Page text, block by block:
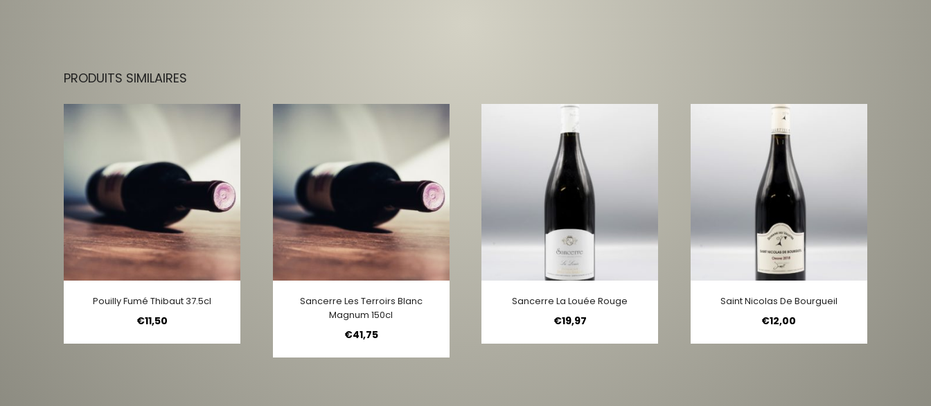
PRODUITS SIMILAIRES
Pouilly Fumé Thibaut 37.5cl
€11,50
Sancerre Les Terroirs Blanc
Magnum 150cl
€41,75
Sancerre La Louée Rouge
€19,97
Saint Nicolas De Bourgueil
€12,00